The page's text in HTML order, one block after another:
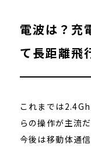
電波は？充
て長距離飛
これまでは
らの操作が主流
今後は移動体通